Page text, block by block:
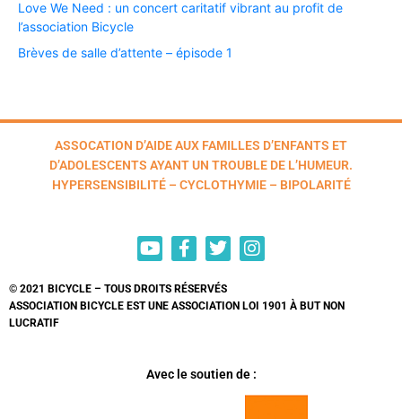
Love We Need : un concert caritatif vibrant au profit de
l’association Bicycle
Brèves de salle d’attente – épisode 1
ASSOCATION D’AIDE AUX FAMILLES D’ENFANTS ET
D’ADOLESCENTS AYANT UN TROUBLE DE L’HUMEUR.
HYPERSENSIBILITÉ – CYCLOTHYMIE – BIPOLARITÉ
© 2021 BICYCLE – TOUS DROITS RÉSERVÉS
ASSOCIATION BICYCLE EST UNE ASSOCIATION LOI 1901 À BUT NON
LUCRATIF
Avec le soutien de :